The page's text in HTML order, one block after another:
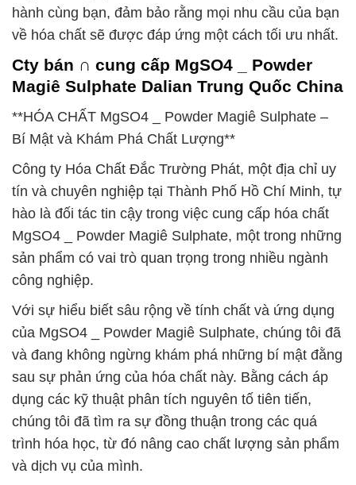
hành cùng bạn, đảm bảo rằng mọi nhu cầu của bạn
về hóa chất sẽ được đáp ứng một cách tối ưu nhất.
Cty bán ∩ cung cấp MgSO4 _ Powder
Magiê Sulphate Dalian Trung Quốc China
**HÓA CHẤT MgSO4 _ Powder Magiê Sulphate –
Bí Mật và Khám Phá Chất Lượng**
Công ty Hóa Chất Đắc Trường Phát, một địa chỉ uy
tín và chuyên nghiệp tại Thành Phố Hồ Chí Minh, tự
hào là đối tác tin cậy trong việc cung cấp hóa chất
MgSO4 _ Powder Magiê Sulphate, một trong những
sản phẩm có vai trò quan trọng trong nhiều ngành
công nghiệp.
Với sự hiểu biết sâu rộng về tính chất và ứng dụng
của MgSO4 _ Powder Magiê Sulphate, chúng tôi đã
và đang không ngừng khám phá những bí mật đằng
sau sự phản ứng của hóa chất này. Bằng cách áp
dụng các kỹ thuật phân tích nguyên tố tiên tiến,
chúng tôi đã tìm ra sự đồng thuận trong các quá
trình hóa học, từ đó nâng cao chất lượng sản phẩm
và dịch vụ của mình.